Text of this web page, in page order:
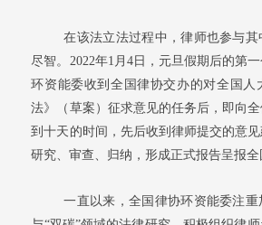
在该法立法过程中，律师也参与
尽智。2022年1月4日，元旦假期后的第
环资能委收到全国律协交办的对全国人
法》（草案）征求意见的任务后，即向
到十天的时间，先后收到律师提交的意
研究、审查、归纳，形成正式报告呈报全
一直以来，全国律协环资能委注